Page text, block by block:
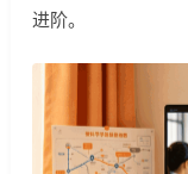
进阶。